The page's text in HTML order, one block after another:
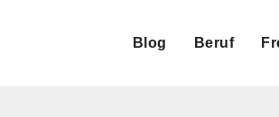
Blog Beruf